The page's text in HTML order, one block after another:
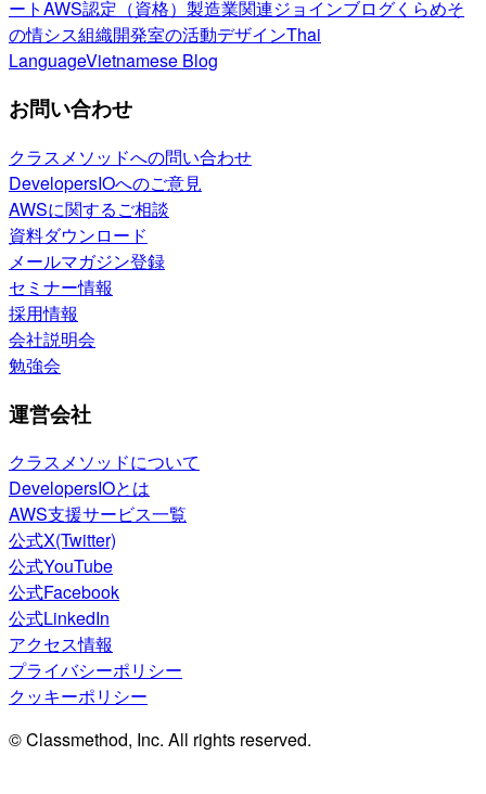
ートAWS認定（資格） 製造業関連ジョインブログくらめそ
の情シス組織開発室の活動デザインThai
LanguageVietnamese Blog
お問い合わせ
クラスメソッドへの問い合わせ
DevelopersIOへのご意見
AWSに関するご相談
資料ダウンロード
メールマガジン登録
セミナー情報
採用情報
会社説明会
勉強会
運営会社
クラスメソッドについて
DevelopersIOとは
AWS支援サービス一覧
公式X(Twitter)
公式YouTube
公式Facebook
公式LinkedIn
アクセス情報
プライバシーポリシー
クッキーポリシー
© Classmethod, Inc. All rights reserved.